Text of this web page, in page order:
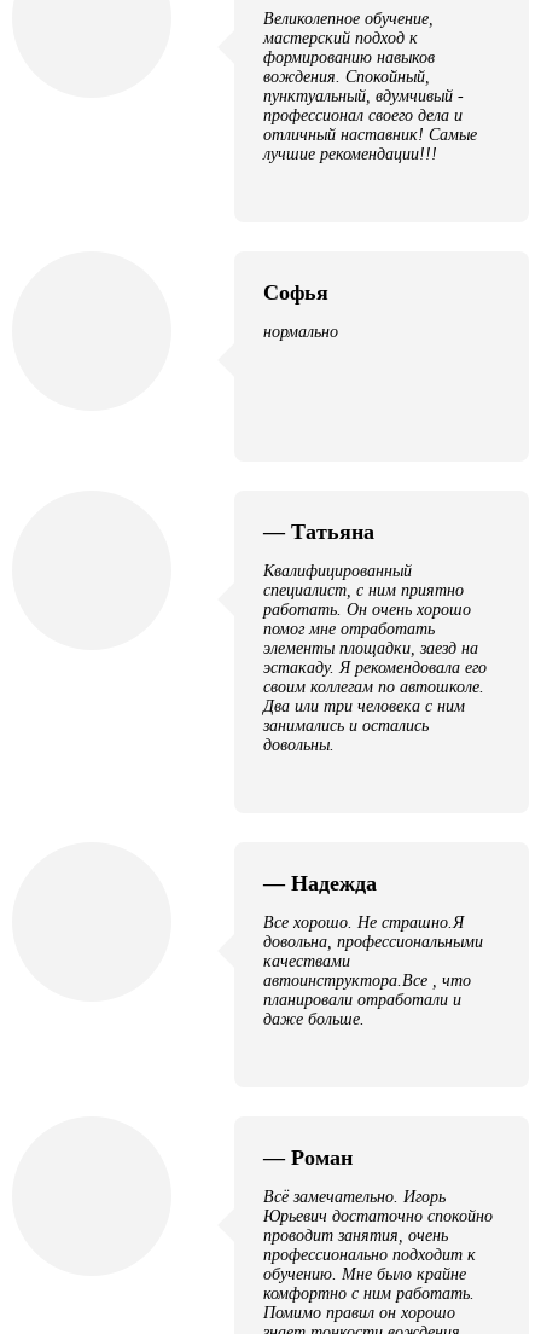
Великолепное обучение,
мастерский подход к
формированию навыков
вождения. Спокойный,
пунктуальный, вдумчивый -
профессионал своего дела и
отличный наставник! Самые
лучшие рекомендации!!!
Софья
нормально
— Татьяна
Квалифицированный
специалист, с ним приятно
работать. Он очень хорошо
помог мне отработать
элементы площадки, заезд на
эстакаду. Я рекомендовала его
своим коллегам по автошколе.
Два или три человека с ним
занимались и остались
довольны.
— Надежда
Все хорошо. Не страшно.Я
довольна, профессиональными
качествами
автоинструктора.Все , что
планировали отработали и
даже больше.
— Роман
Всё замечательно. Игорь
Юрьевич достаточно спокойно
проводит занятия, очень
профессионально подходит к
обучению. Мне было крайне
комфортно с ним работать.
Помимо правил он хорошо